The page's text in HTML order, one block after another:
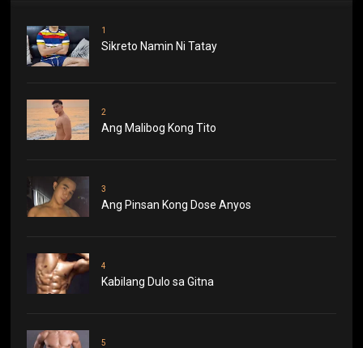
1
Sikreto Namin Ni Tatay
2
Ang Malibog Kong Tito
3
Ang Pinsan Kong Dose Anyos
4
Kabilang Dulo sa Gitna
5